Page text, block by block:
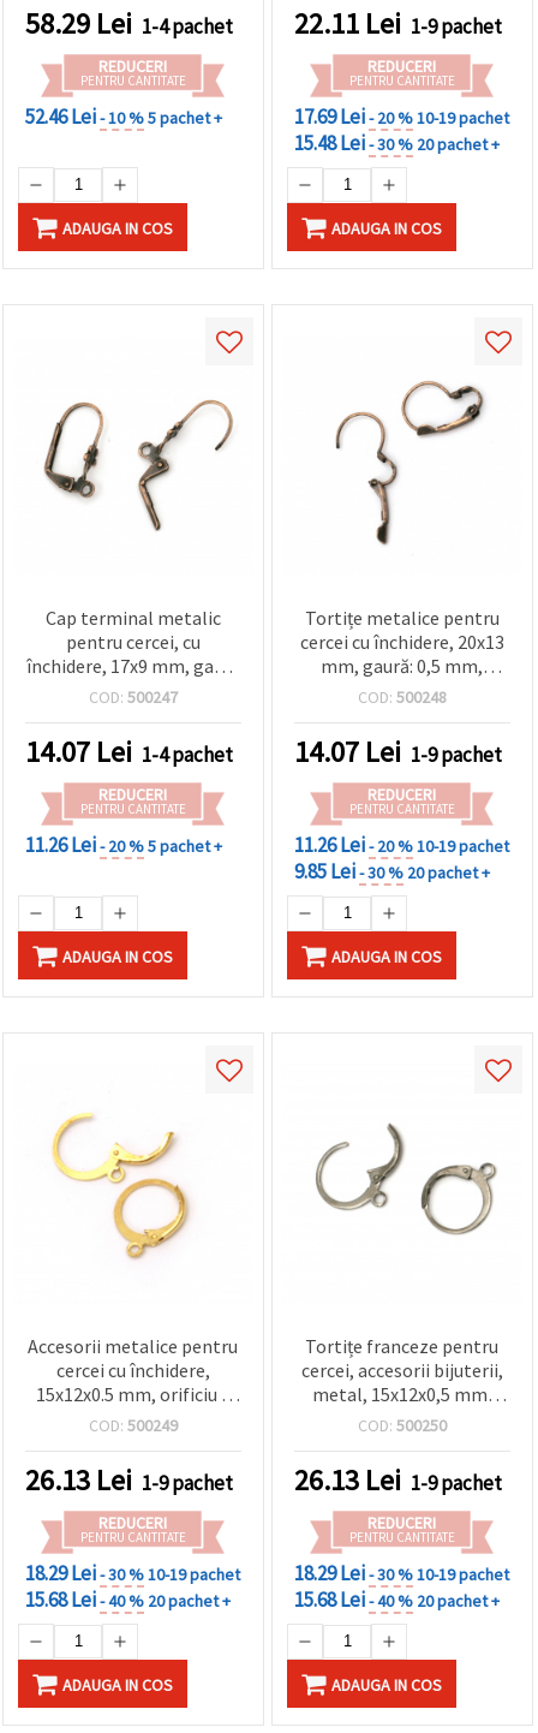
58.29 Lei 1-4 pachet
REDUCERI
PENTRU CANTITATE
52.46 Lei- 10 %5 pachet +
ADAUGA IN COS
22.11 Lei 1-9 pachet
REDUCERI
PENTRU CANTITATE
17.69 Lei- 20 %10-19 pachet
15.48 Lei- 30 % 20 pachet +
ADAUGA IN COS
Cap terminal metalic
pentru cercei, cu
închidere, 17x9 mm, gaură
1 mm, culoare cupru antic
COD: 500247
14.07 Lei 1-4 pachet
REDUCERI
PENTRU CANTITATE
11.26 Lei- 20 %5 pachet +
ADAUGA IN COS
Tortițe metalice pentru
cercei cu închidere, 20x13
mm, gaură: 0,5 mm,
culoare cupru antichizat –
COD: 500248
14.07 Lei 1-9 pachet
REDUCERI
PENTRU CANTITATE
11.26 Lei- 20 %10-19 pachet
9.85 Lei- 30 % 20 pachet +
ADAUGA IN COS
Accesorii metalice pentru
cercei cu închidere,
15x12x0.5 mm, orificiu 2
mm, auriu – 10 bucăți
COD: 500249
26.13 Lei 1-9 pachet
REDUCERI
PENTRU CANTITATE
18.29 Lei- 30 %10-19 pachet
15.68 Lei- 40 % 20 pachet +
ADAUGA IN COS
Tortițe franceze pentru
cercei, accesorii bijuterii,
metal, 15x12x0,5 mm,
gaură: 2 mm, culoare oțel
COD: 500250
26.13 Lei 1-9 pachet
REDUCERI
PENTRU CANTITATE
18.29 Lei- 30 %10-19 pachet
15.68 Lei- 40 % 20 pachet +
ADAUGA IN COS